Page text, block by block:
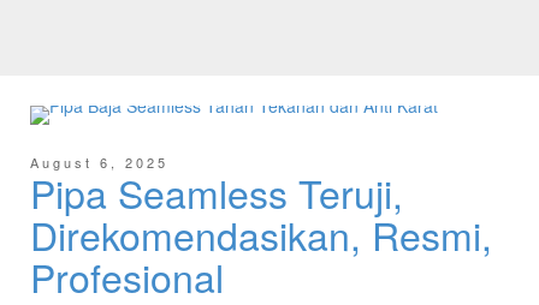
August 6, 2025
Pipa Seamless Teruji,
Direkomendasikan, Resmi,
Profesional